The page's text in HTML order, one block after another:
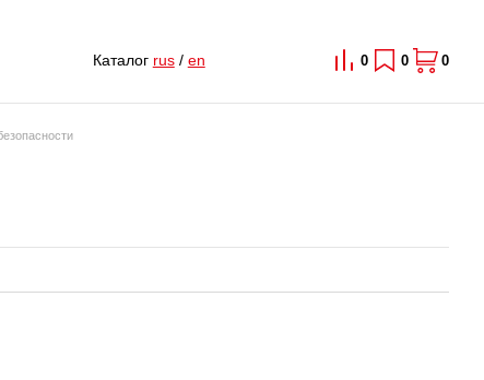
Каталог rus/ en 0 0 0